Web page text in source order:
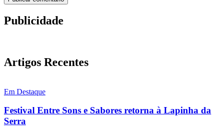
Publicidade
Artigos Recentes
Em Destaque
Festival Entre Sons e Sabores retorna à Lapinha da
Serra